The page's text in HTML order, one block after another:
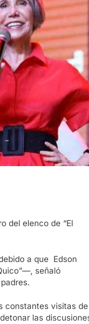
en la Autopista
del elenco de “El
a que Edson
señaló
constantes visitas de
las